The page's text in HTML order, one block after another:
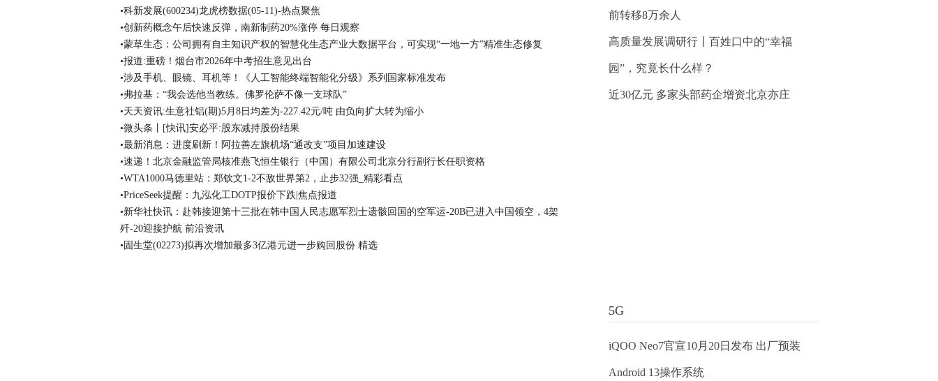
•科新发展(600234)龙虎榜数据(05-11)-热点聚焦
•创新药概念午后快速反弹，南新制药20%涨停 每日观察
•蒙草生态：公司拥有自主知识产权的智慧化生态产业大数据平台，可实现“一地一方”精准生态修复
•报道:重磅！烟台市2026年中考招生意见出台
•涉及手机、眼镜、耳机等！《人工智能终端智能化分级》系列国家标准发布
•弗拉基：“我会选他当教练。佛罗伦萨不像一支球队”
•天天资讯:生意社铝(期)5月8日均差为-227.42元/吨 由负向扩大转为缩小
•微头条丨[快讯]安必平:股东减持股份结果
•最新消息：进度刷新！阿拉善左旗机场“通改支”项目加速建设
•速递！北京金融监管局核准燕飞恒生银行（中国）有限公司北京分行副行长任职资格
•WTA1000马德里站：郑钦文1-2不敌世界第2，止步32强_精彩看点
•PriceSeek提醒：九泓化工DOTP报价下跌|焦点报道
•新华社快讯：赴韩接迎第十三批在韩中国人民志愿军烈士遗骸回国的空军运-20B已进入中国领空，4架
歼-20迎接护航 前沿资讯
•固生堂(02273)拟再次增加最多3亿港元进一步购回股份 精选
前转移8万余人
高质量发展调研行丨百姓口中的“幸福
园”，究竟长什么样？
近30亿元 多家头部药企增资北京亦庄
5G
iQOO Neo7官宣10月20日发布 出厂预装
Android 13操作系统